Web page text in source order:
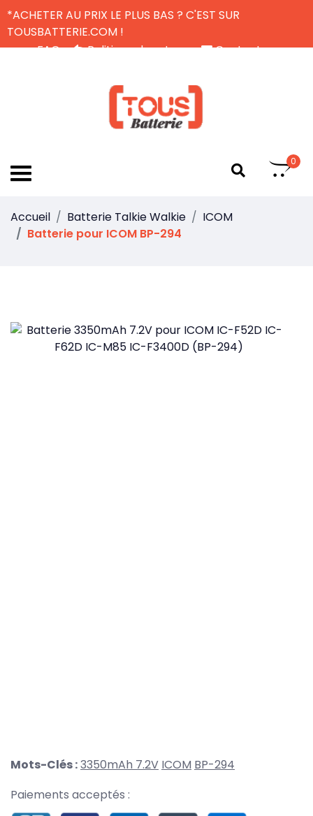
*ACHETER AU PRIX LE PLUS BAS ? C'EST SUR
TOUSBATTERIE.COM !
FAQ
Politique de retour
Contactez-nous
0
Accueil Batterie Talkie Walkie
ICOM
Batterie pour ICOM BP-294
Mots-Clés :3350mAh 7.2V ICOM BP-294
Paiements acceptés :